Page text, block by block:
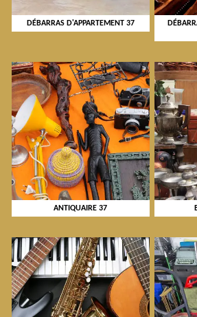
DÉBARRAS D'APPARTEMENT 37
ANTIQUAIRE 37